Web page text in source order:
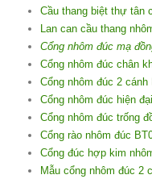
Cầu thang biệt thự tân
Lan can cầu thang
Cổng nhôm đúc mạ
Cổng nhôm đúc chân
Cổng nhôm đúc 2 cánh
Cổng nhôm đúc hiện
Cổng nhôm đúc trống
Cổng rào nhôm đúc
Cổng đúc hợp kim
Mẫu cổng nhôm đúc 2